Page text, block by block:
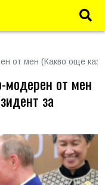
от мен (Какво още
от мен
за